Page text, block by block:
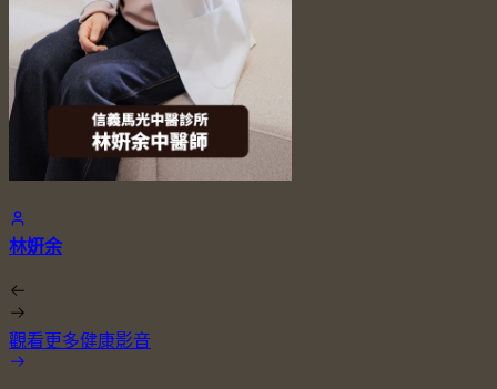
林姸余
觀看更多健康影音